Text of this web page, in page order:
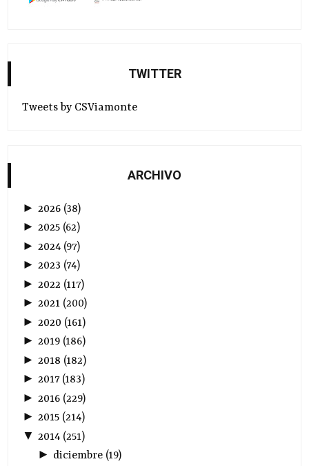
TWITTER
Tweets by CSViamonte
ARCHIVO
► 2026 (38)
►2025 (62)
► 2024 (97)
►2023 (74)
► 2022 (117)
►2021 (200)
► 2020 (161)
►2019 (186)
► 2018 (182)
►2017(183)
► 2016 (229)
►2015 (214)
▼ 2014 (251)
► diciembre(19)